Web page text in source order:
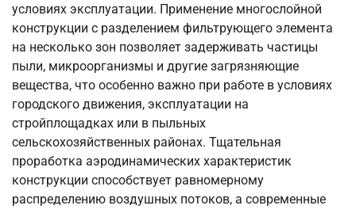
условиях эксплуатации. Применение многослойной
конструкции с разделением фильтрующего элемента
на несколько зон позволяет задерживать частицы
пыли, микроорганизмы и другие загрязняющие
вещества, что особенно важно при работе в условиях
городского движения, эксплуатации на
стройплощадках или в пыльных
сельскохозяйственных районах. Тщательная
проработка аэродинамических характеристик
конструкции способствует равномерному
распределению воздушных потоков, а современные